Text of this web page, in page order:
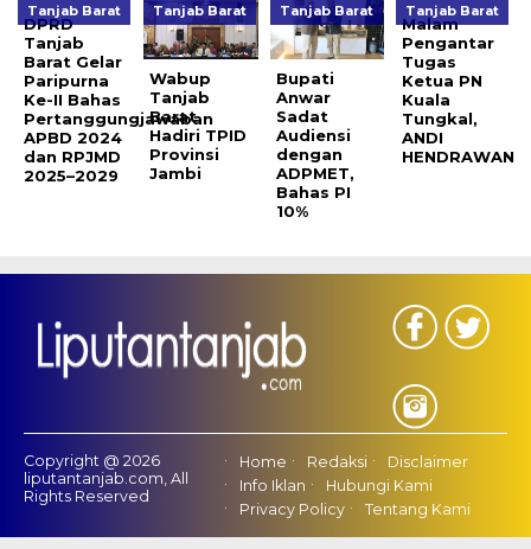
Tanjab Barat
DPRD
Tanjab
Barat Gelar
Paripurna
Ke-II Bahas
Pertanggungjawaban
APBD 2024
dan RPJMD
2025–2029
Tanjab Barat
Wabup
Tanjab
Barat
Hadiri TPID
Provinsi
Jambi
Tanjab Barat
Bupati
Anwar
Sadat
Audiensi
dengan
ADPMET,
Bahas PI
10%
Tanjab Barat
Malam
Pengantar
Tugas
Ketua PN
Kuala
Tungkal,
ANDI
HENDRAWAN
Copyright @ 2026
liputantanjab.com, All
Rights Reserved
Home Redaksi
Disclaimer
Info Iklan
Hubungi Kami
Privacy Policy
Tentang Kami